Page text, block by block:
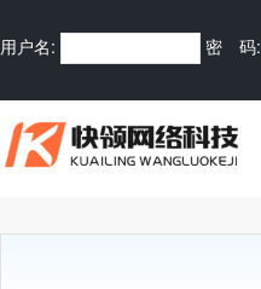
用户名: 密 码: